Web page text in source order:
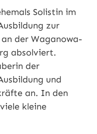
Solistin im
zur
der Waganowa-
absolviert.
der
und
an. In den
kleine